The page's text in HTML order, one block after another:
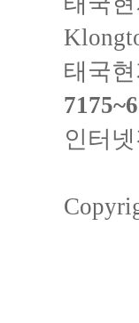
태국
7175~6
인터